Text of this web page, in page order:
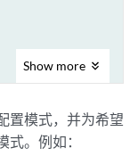
Show more
置模式，并为希望
。例如：